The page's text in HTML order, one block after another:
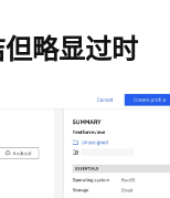
略显过时